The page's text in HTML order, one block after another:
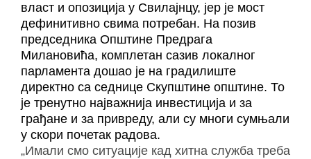
власт и опозиција у Свилајнцу, јер је мост
дефинитивно свима потребан. На позив
председника Oпштине Предрага
Милановића, комплетан сазив локалног
парламента дошао је на градилиште
директно са седнице Скупштине општине. То
је тренутно најважнија инвестиција и за
грађане и за привреду, али су многи сумњали
у скори почетак радова.
„Имали смо ситуације кад хитна служба треба